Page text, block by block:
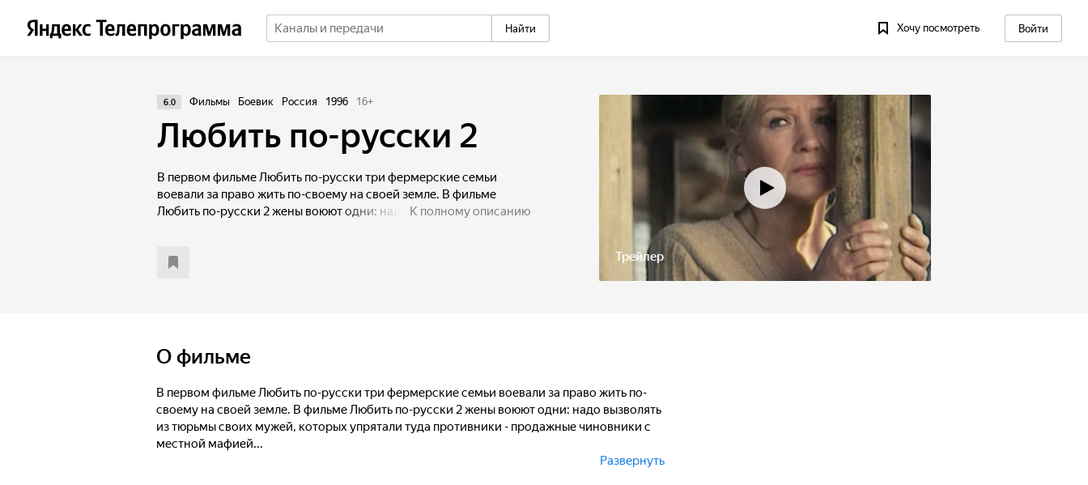
Найти Хочу посмотреть Войти
Трейлер
6.0 Фильмы Боевик Россия 1996 16+
Любить по-русски 2
В первом фильме Любить по-русски три фермерские семьи
воевали за право жить по-своему на своей земле. В фильме
Любить по-русски 2 жены воюют одни: надо вызволять из
неожиданный оборот. Герои не только выходят на свободу, но и
захватывающим, что не мешает вновь проявиться трогательной
романтике человеческих отношений.
К полному описанию
О фильме
В первом фильме Любить по-русски три фермерские семьи воевали за право жить по-
своему на своей земле. В фильме Любить по-русски 2 жены воюют одни: надо вызволять
из тюрьмы своих мужей, которых упрятали туда противники - продажные чиновники с
местной мафией...
Развернуть